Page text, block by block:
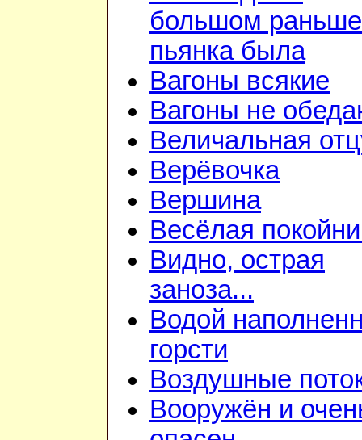
большом раньше
пьянка была
Вагоны всякие
Вагоны не
Величальная
Верёвочка
Вершина
Весёлая
Видно, острая
заноза...
Водой
горсти
Воздушные
Вооружён и